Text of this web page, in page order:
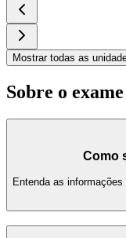
Mostrar todas as
Sobre o exame
Como
Entenda as